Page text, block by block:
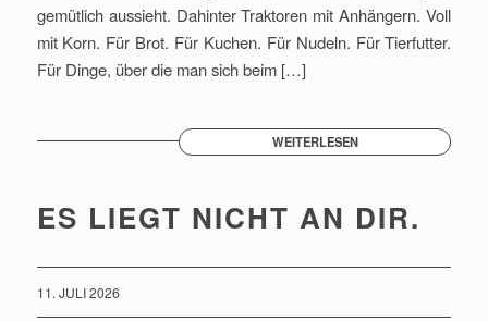
gemütlich aussieht. Dahinter Traktoren mit Anhängern. Voll
mit Korn. Für Brot. Für Kuchen. Für Nudeln. Für Tierfutter.
Für Dinge, über die man sich beim […]
WEITERLESEN
ES LIEGT NICHT AN DIR.
11. JULI 2026